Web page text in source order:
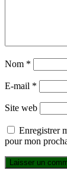
Nom *
E-mail *
Site web
Enregistrer
pour mon